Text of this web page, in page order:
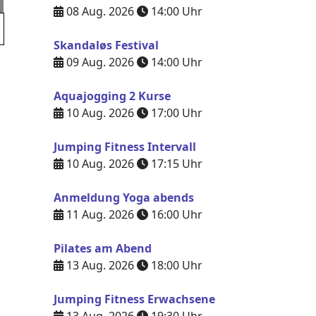
08 Aug. 2026
14:00 Uhr
Skandaløs Festival
09 Aug. 2026
14:00 Uhr
Aquajogging 2 Kurse
10 Aug. 2026
17:00 Uhr
Jumping Fitness Intervall
10 Aug. 2026
17:15 Uhr
Anmeldung Yoga abends
11 Aug. 2026
16:00 Uhr
Pilates am Abend
13 Aug. 2026
18:00 Uhr
Jumping Fitness Erwachsene